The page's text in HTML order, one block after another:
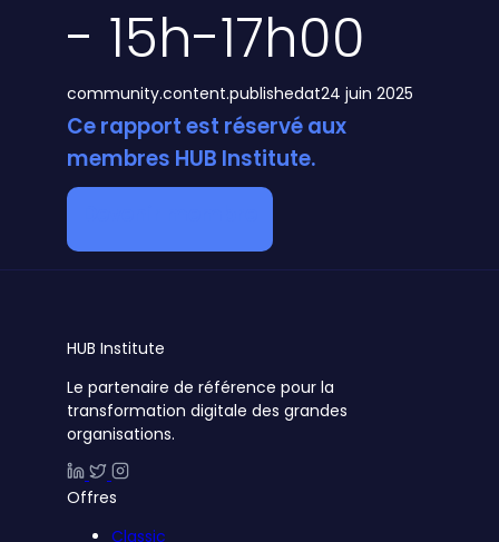
- 15h-17h00
community.content.publishedat24 juin 2025
Ce rapport est réservé aux
membres HUB Institute.
HUB Institute
Le partenaire de référence pour la
transformation digitale des grandes
organisations.
Offres
Classic